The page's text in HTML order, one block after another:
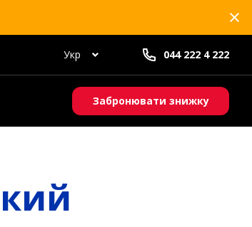
Укр 044 222 4 222
Забронювати знижку